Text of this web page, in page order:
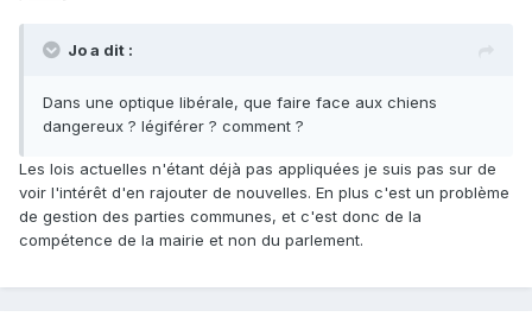
Jo a dit :
Dans une optique libérale, que faire face aux chiens
dangereux ? légiférer ? comment ?
Les lois actuelles n'étant déjà pas appliquées je suis pas sur de
voir l'intérêt d'en rajouter de nouvelles. En plus c'est un problème
de gestion des parties communes, et c'est donc de la
compétence de la mairie et non du parlement.